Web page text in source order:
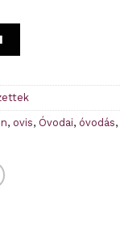
, ovis, Óvodai, óvodás,